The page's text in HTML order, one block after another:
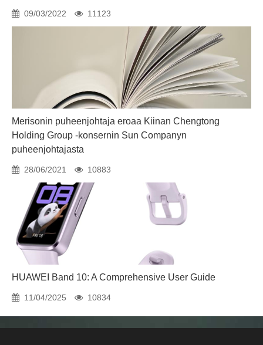
09/03/2022 11123
Merisonin puheenjohtaja eroaa Kiinan Chengtong
Holding Group -konsernin Sun Companyn
puheenjohtajasta
28/06/2021 10883
HUAWEI Band 10: A Comprehensive User Guide
11/04/2025 10834